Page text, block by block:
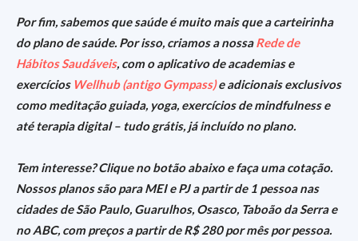
Por fim, sabemos que saúde é muito mais que a carteirinha
do plano de saúde. Por isso, criamos a nossaRede de
Hábitos Saudáveis, com o aplicativo de academias e
exercícios Wellhub (antigo Gympass)e adicionais exclusivos
como meditação guiada, yoga, exercícios de mindfulness e
até terapia digital – tudo grátis, já incluído no plano.
Tem interesse? Clique no botão abaixo e faça uma cotação.
Nossos planos são para MEI e PJ a partir de 1 pessoa nas
cidades de São Paulo, Guarulhos, Osasco, Taboão da Serra e
no ABC, com preços a partir de R$ 280 por mês por pessoa.